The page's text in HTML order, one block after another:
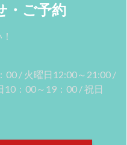
・ご予約
00 / 火曜日12:00～21:00 /
：00～19：00 / 祝日